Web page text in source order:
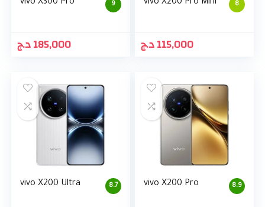
9
vivo X300 Pro
185,000د.ج
8
vivo X200 Pro Mini
115,000د.ج
8.7
vivo X200 Ultra 8.9
vivo X200 Pro